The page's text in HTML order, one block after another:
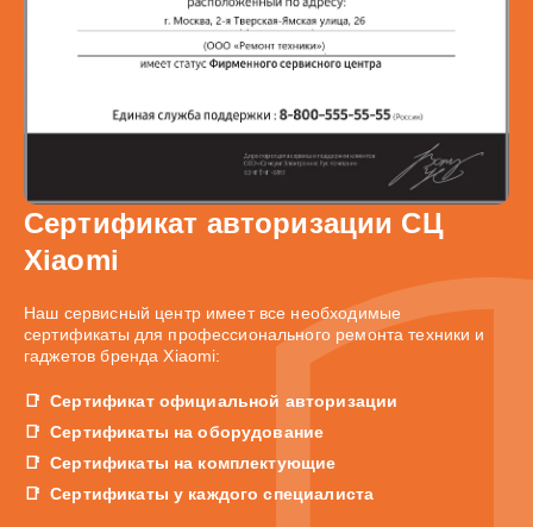
Сертификат авторизации СЦ
Xiaomi
Наш сервисный центр имеет все необходимые
сертификаты для профессионального ремонта техники и
гаджетов бренда Xiaomi:
Сертификат официальной авторизации
Сертификаты на оборудование
Сертификаты на комплектующие
Сертификаты у каждого специалиста